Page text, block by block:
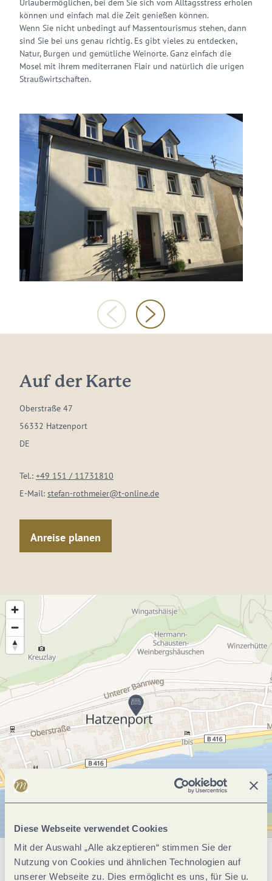
Diese Webseite verwendet Cookies
Mit der Auswahl „Alle akzeptieren“ stimmen Sie der
Nutzung von Cookies und ähnlichen Technologien auf
unserer Webseite zu. Dies ermöglicht es uns, für Sie u.
Urlaubermöglichen, bei dem Sie sich vom Alltagsstress erholen
können und einfach mal die Zeit genießen können.
Wenn Sie nicht unbedingt auf Massentourismus stehen, dann
sind Sie bei uns genau richtig. Es gibt vieles zu entdecken,
Natur, Burgen und gemütliche Weinorte. Ganz einfach die
Mosel mit ihrem mediterranen Flair und natürlich die urigen
Straußwirtschaften.
Auf der Karte
Oberstraße 47
56332 Hatzenport
DE
Tel.: +49 151 / 11731810
E-Mail: stefan-rothmeier@t-online.de
Anreise planen
Allgemeine Informationen